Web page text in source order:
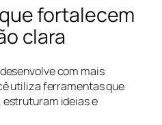
fortalecem
clara
com mais
utiliza ferramentas que
ideias e